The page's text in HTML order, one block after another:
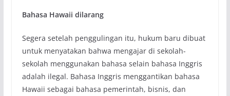
Bahasa Hawaii dilarang
Segera setelah penggulingan itu, hukum baru dibuat
untuk menyatakan bahwa mengajar di sekolah-
sekolah menggunakan bahasa selain bahasa Inggris
adalah ilegal. Bahasa Inggris menggantikan bahasa
Hawaii sebagai bahasa pemerintah, bisnis, dan